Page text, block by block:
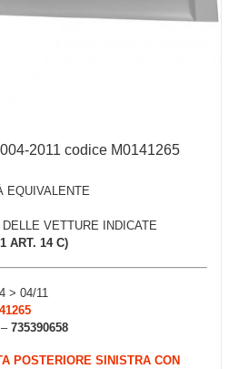
2011 codice M0141265
EQUIVALENTE
VETTURE INDICATE
ART. 14 C)
> 04/11
735390658
POSTERIORE SINISTRA CON